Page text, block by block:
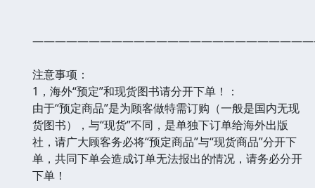
注意事项：
1，海外“预定”和现货图书请分开下单！：
由于“预定商品”是为顾客做特需订购（一般是国内无现
货图书），与“现货”不同，是单独下订单给海外出版
社，请广大顾客务必将“预定商品”与“现货商品”分开下
单，共同下单会造成订单无法报出的情况，请务必分开
下单！